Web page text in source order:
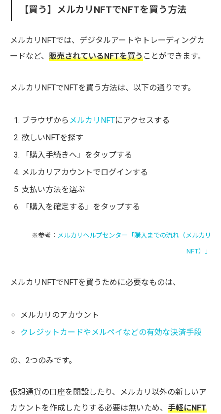
【買う】メルカリNFTでNFTを買う方法
メルカリNFTでは、デジタルアートやトレーディングカ
ードなど、 販売されているNFTを買うことができます。
メルカリNFTでNFTを買う方法は、以下の通りです。
ブラウザから メルカリNFTにアクセスする
欲しいNFTを探す
「購入手続きへ」をタップする
メルカリアカウントでログインする
支払い方法を選ぶ
「購入を確定する」をタップする
※参考： メルカリヘルプセンター「購入までの流れ（メルカリ
NFT）」
メルカリNFTでNFTを買うために必要なものは、
メルカリのアカウント
クレジットカードやメルペイなどの有効な決済手段
の、2つのみです。
仮想通貨の口座を開設したり、メルカリ以外の新しいア
カウントを作成したりする必要は無いため、 手軽にNFT